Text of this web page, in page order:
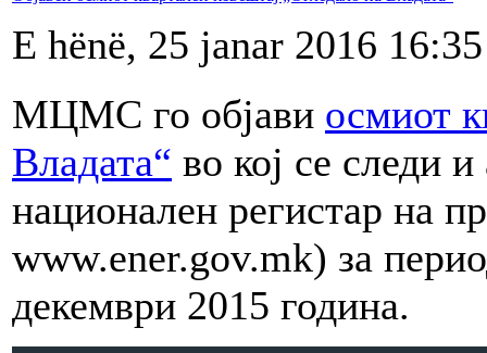
E hënë, 25 janar 2016 16:35
МЦМС го објави осмиот
Владата“ во кој се следи
национален регистар на
www.ener.gov.mk) за
декември 2015 година.